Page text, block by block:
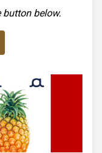
below.